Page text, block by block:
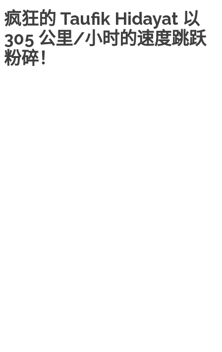
疯狂的 Taufik Hidayat 以
305 公里/小时的速度跳跃
粉碎！